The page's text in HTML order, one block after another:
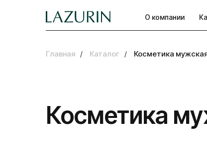
О компании
Главная / Каталог / Косметика
Косметика